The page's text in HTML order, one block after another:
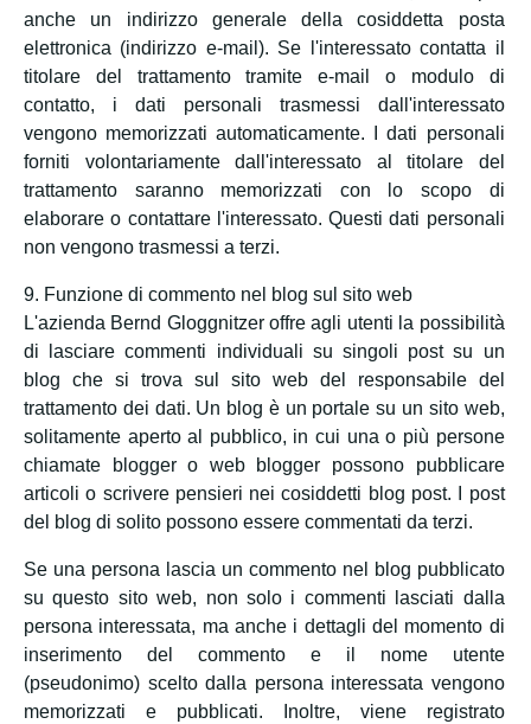
anche un indirizzo generale della cosiddetta posta
elettronica (indirizzo e-mail). Se l'interessato contatta il
titolare del trattamento tramite e-mail o modulo di
contatto, i dati personali trasmessi dall'interessato
vengono memorizzati automaticamente. I dati personali
forniti volontariamente dall'interessato al titolare del
trattamento saranno memorizzati con lo scopo di
elaborare o contattare l'interessato. Questi dati personali
non vengono trasmessi a terzi.
9. Funzione di commento nel blog sul sito web
L'azienda Bernd Gloggnitzer offre agli utenti la possibilità
di lasciare commenti individuali su singoli post su un
blog che si trova sul sito web del responsabile del
trattamento dei dati. Un blog è un portale su un sito web,
solitamente aperto al pubblico, in cui una o più persone
chiamate blogger o web blogger possono pubblicare
articoli o scrivere pensieri nei cosiddetti blog post. I post
del blog di solito possono essere commentati da terzi.
Se una persona lascia un commento nel blog pubblicato
su questo sito web, non solo i commenti lasciati dalla
persona interessata, ma anche i dettagli del momento di
inserimento del commento e il nome utente
(pseudonimo) scelto dalla persona interessata vengono
memorizzati e pubblicati. Inoltre, viene registrato